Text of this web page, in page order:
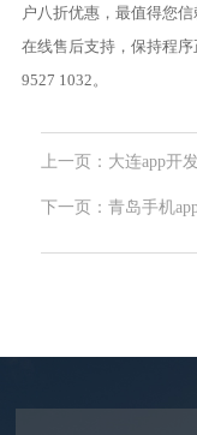
户八折优惠，最值得您
在线售后支持，保持程序
9527 1032。
上一页：大连app开
下一页：青岛手机